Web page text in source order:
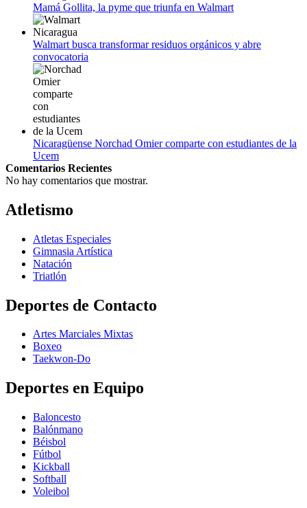
Mamá Gollita, la pyme que triunfa en Walmart
Walmart busca transformar residuos orgánicos y abre
convocatoria
Nicaragüense Norchad Omier comparte con estudiantes de la
Ucem
Comentarios Recientes
No hay comentarios que mostrar.
Atletismo
Atletas Especiales
Gimnasia Artística
Natación​
Triatlón​
Deportes de Contacto
Artes Marciales Mixtas
Boxeo
Taekwon-Do
Deportes en Equipo
Baloncesto
Balónmano
Béisbol
Fútbol
Kickball​
Softball​
Voleibol​